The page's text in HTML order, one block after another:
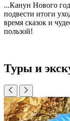
...Канун Нового
подвести итоги
время сказок и
пользой!
Туры и